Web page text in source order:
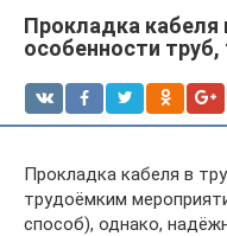
Прокладка кабеля
особенности
Прокладка кабеля в
трудоёмким
способ), однако,